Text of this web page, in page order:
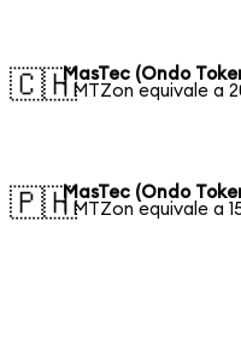
🇨🇭MasTec (Ondo
1 MTZon equivale a
🇵🇭MasTec (Ondo
1 MTZon equivale a